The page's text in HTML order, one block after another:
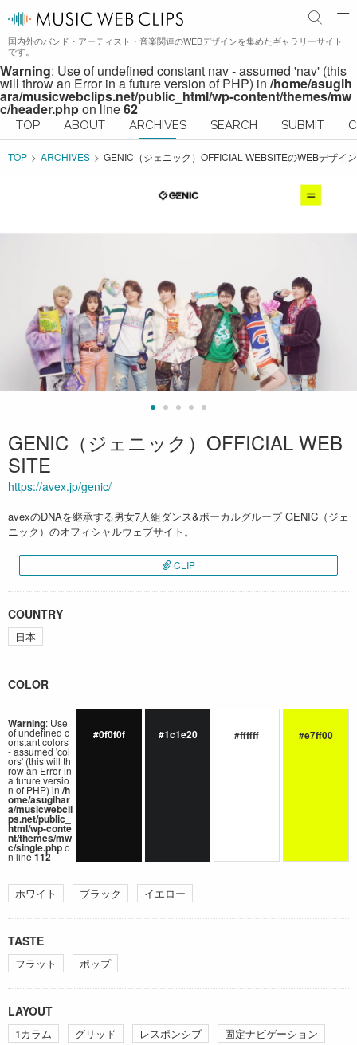
国内外のバンド・アーティスト・音楽関連のWEBデザインを集めたギャラリーサイト
です。
Warning: Use of undefined constant nav - assumed 'nav' (this
will throw an Error in a future version of PHP) in /home/asugih
ara/musicwebclips.net/public_html/wp-content/themes/mw
c/header.phpon line62
TOP ABOUT ARCHIVES SEARCH SUBMIT
TOP ARCHIVES GENIC（ジェニック）OFFICIAL WEBSITEのWEBデザイン
GENIC（ジェニック）OFFICIAL WEB
SITE
https://avex.jp/genic/
avexのDNAを継承する男女7人組ダンス&ボーカルグループ GENIC（ジェ
ニック）のオフィシャルウェブサイト。
CLIP
COUNTRY
日本
COLOR
Warning: Use
of undefined c
onstant colors
- assumed 'col
ors' (this will th
row an Error in
a future versio
n of PHP) in /h
ome/asugihar
a/musicwebcli
ps.net/public_
html/wp-conte
nt/themes/mw
c/single.phpo
n line112
#0f0f0f #1c1e20 #ffffff #e7ff00
ホワイト ブラック イエロー
TASTE
フラット ポップ
LAYOUT
1カラム グリッド レスポンシブ 固定ナビゲーション